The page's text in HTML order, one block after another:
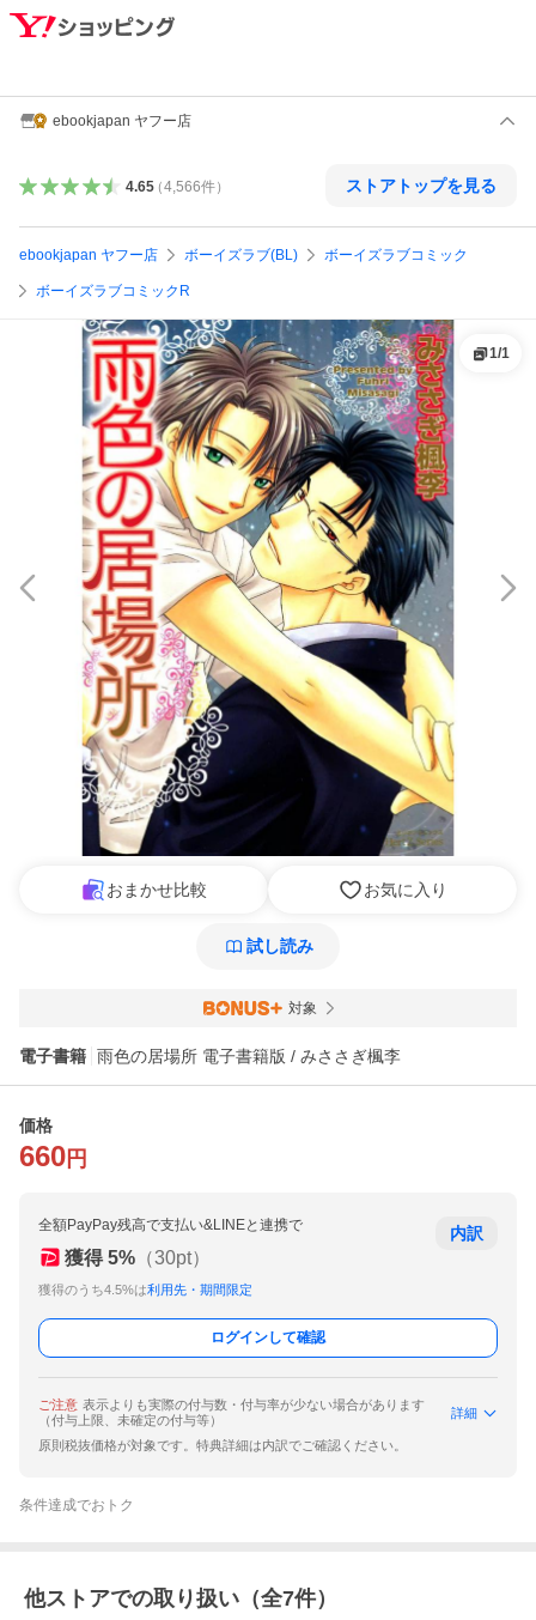
ebookjapan ヤフー店
4.65（4,566件） ストアトップを見る
ebookjapan ヤフー店 ボーイズラブ(BL) ボーイズラブコミック
ボーイズラブコミックR
1/1
おまかせ比較 お気に入り
試し読み
対象
電子書籍 雨色の居場所 電子書籍版 / みささぎ楓李
価格
660 円
全額PayPay残高で支払い&LINEと連携で
獲得 5% （30pt）
獲得のうち4.5%は利用先・期間限定
内訳
ログインして確認
ご注意 表示よりも実際の付与数・付与率が少ない場合があります
（付与上限、未確定の付与等）
詳細
原則税抜価格が対象です。特典詳細は内訳でご確認ください。
条件達成でおトク
他ストアでの取り扱い（全7件）